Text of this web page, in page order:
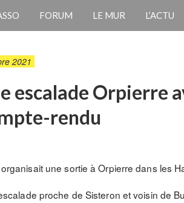
FORUM LE MUR L’ACTU
2021
escalade Orpierre
rendu
une sortie à Orpierre dans les
proche de Sisteron et voisin de